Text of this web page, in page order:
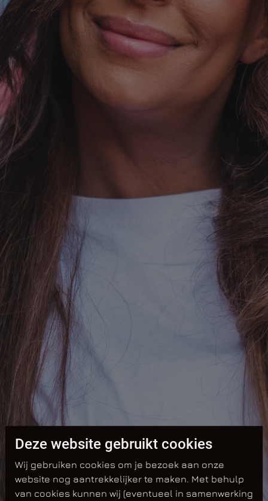
Deze website gebruikt cookies
Wij gebruiken cookies om je bezoek aan onze
website nog aantrekkelijker te maken. Met behulp
van cookies kunnen wij (eventueel in samenwerking